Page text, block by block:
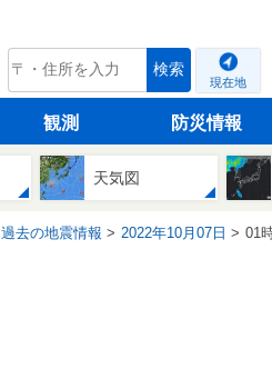
tenki.jp 検索
現在地
観測 防災情報
天気図
過去の地震情報 2022年10月07日 01